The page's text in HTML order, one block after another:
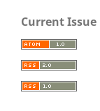
Current Issue